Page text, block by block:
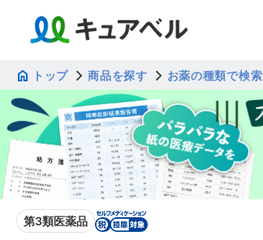
トップ 商品を探す お薬の種類で検索
第3類医薬品